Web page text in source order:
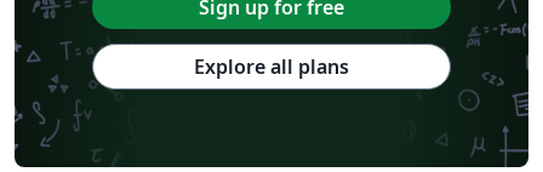
Sign up for free
Explore all plans